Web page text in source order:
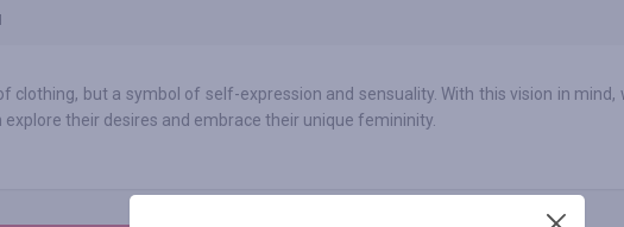
clothing, but a symbol of self-expression and sensuality. With this vision in mind,
their desires and embrace their unique femininity.